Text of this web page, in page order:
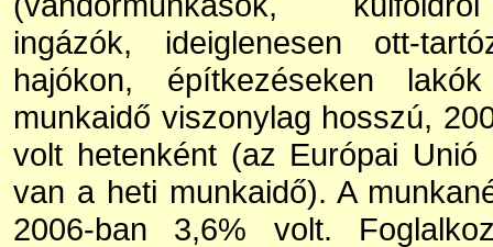
ingázók, ideiglenesen ott-
hajókon, építkezéseken
munkaidő viszonylag hosszú,
volt hetenként (az Európai
van a heti munkaidő). A
2006-ban 3,6% volt.